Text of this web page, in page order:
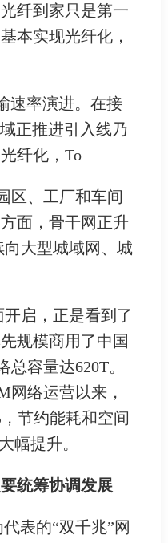
纤到家只是第一
本实现光纤化，
率演进。在接
正推进引入线乃
纤化，To
、工厂和车间
面，骨干网正升
大型城域网、城
启，正是看到了
规模商用了中国
容量达620T。
网络运营以来，
节约能耗和空间
幅提升。
统筹协调发展
表的“双千兆”网